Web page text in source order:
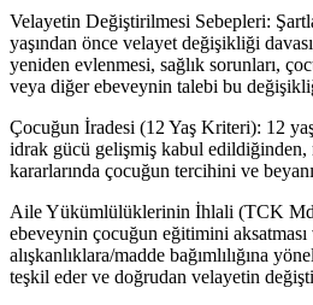
Velayetin Değiştirilmesi Sebepleri:
yaşından önce velayet değişikliği
yeniden evlenmesi, sağlık sorunları,
veya diğer ebeveynin talebi bu
Çocuğun İradesi (12 Yaş Kriteri): 12
idrak gücü gelişmiş kabul edildiğinden,
kararlarında çocuğun tercihini ve
Aile Yükümlülüklerinin İhlali (TCK
ebeveynin çocuğun eğitimini
alışkanlıklara/madde bağımlılığına
teşkil eder ve doğrudan velayetin